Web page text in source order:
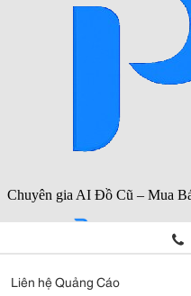
Liên hệ Quảng Cáo